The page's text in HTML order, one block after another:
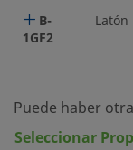
B-
1GF2
Latón
Puede haber
Seleccionar